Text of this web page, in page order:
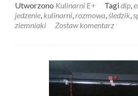
Utworzono Kulinarni E+ Tagidip,
jedzenie, kulinarni,rozmowa,śledzik,
ziemniaki
Zostaw komentarz